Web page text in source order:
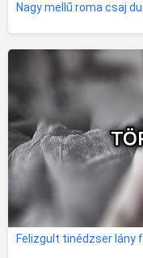
Nagy mellű roma csaj
Felizgult tinédzser lány